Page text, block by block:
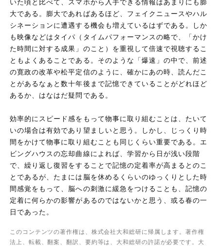
いた頃と比べて、スマホから入手できる情報はあまりにも膨
大である。膨大であればあるほど、フェイクニュースやハル
シネーションに遭遇する機会も増えているはずである。しか
も映像などはタイパ（タイムパフォーマンスの略で、「かけ
た時間に対する成果」のこと）を重視して倍速で視聴するこ
ともよくあることである。そのような「爆速」の中で、前述
の寛政の改革や松平定信のように、確かにあの時、読んだこ
とがあるなぁと数十年後まで記憶できていることがどれほど
あるか、はなはだ疑問である。
効率的にスピード感をもって物事に取り組むことは、たいて
いの場合は有効であり望ましいと思う。しかし、じっくり時
間をかけて物事に取り組むことも同じくらい重要である。エ
ビングハウスの忘却曲線によれば、学習から日が浅い段階
で、繰り返し復習をすることで記憶の定着率が高まるとのこ
とであるが、たまには脳を休めるくらいのゆっくりとした時
間感覚をもって、脳への刺激に緩急をつけることも、記憶の
定着に何らかの影響があるのではないかと思う、或る春の一
日であった。
このコンテンツの著作権は、株式会社大和総研に帰属します。著作権
法上、転載、翻案、翻訳、要約等は、大和総研の許諾が必要です。大